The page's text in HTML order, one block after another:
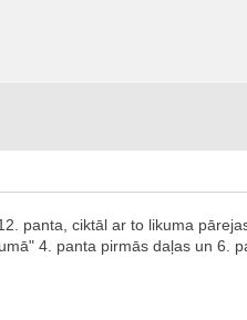
panta, ciktāl ar to likuma
4. panta pirmās daļas un 6.